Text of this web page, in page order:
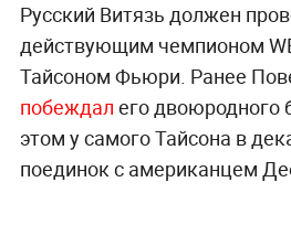
Русский Витязь должен
действующим чемпионом
Тайсоном Фьюри. Ранее
побеждал его двоюродного
этом у самого Тайсона в
поединок с американцем